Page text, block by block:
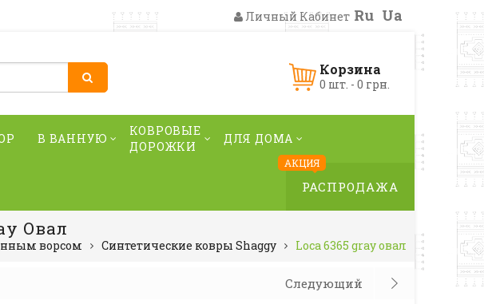
Личный Кабинет Ru Ua
Корзина
0 шт. - 0 грн.
В ВАННУЮ
КОВРОВЫЕ
ДОРОЖКИ
ДЛЯ ДОМА
АКЦИЯ
РАСПРОДАЖА
Овал
ворсом Синтетические ковры Shaggy Loca 6365 gray овал
Следующий